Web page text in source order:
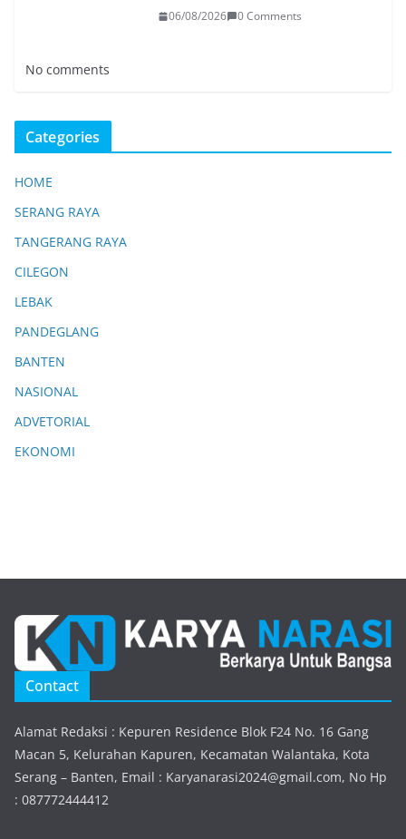
06/08/2026 0 Comments
No comments
Categories
HOME
SERANG RAYA
TANGERANG RAYA
CILEGON
LEBAK
PANDEGLANG
BANTEN
NASIONAL
ADVETORIAL
EKONOMI
Contact
Alamat Redaksi : Kepuren Residence Blok F24 No. 16 Gang
Macan 5, Kelurahan Kapuren, Kecamatan Walantaka, Kota
Serang – Banten, Email : Karyanarasi2024@gmail.com, No Hp
: 087772444412